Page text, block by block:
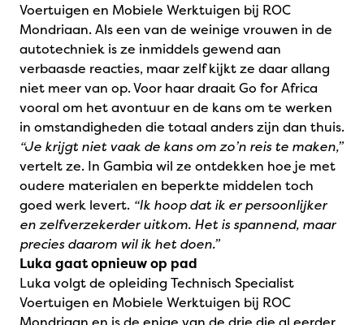
Voertuigen en Mobiele Werktuigen bij ROC
Mondriaan. Als een van de weinige vrouwen in de
autotechniek is ze inmiddels gewend aan
verbaasde reacties, maar zelf kijkt ze daar allang
niet meer van op. Voor haar draait Go for Africa
vooral om het avontuur en de kans om te werken
in omstandigheden die totaal anders zijn dan thuis.
“Je krijgt niet vaak de kans om zo’n reis te maken,”
vertelt ze. In Gambia wil ze ontdekken hoe je met
oudere materialen en beperkte middelen toch
goed werk levert. “Ik hoop dat ik er persoonlijker
en zelfverzekerder uitkom. Het is spannend, maar
precies daarom wil ik het doen.”
Luka gaat opnieuw op pad
Luka volgt de opleiding Technisch Specialist
Voertuigen en Mobiele Werktuigen bij ROC